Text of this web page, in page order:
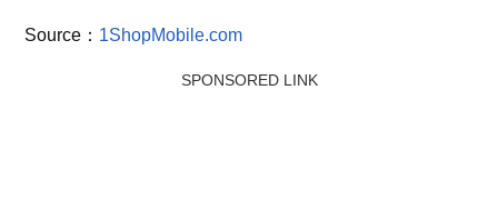
Source： 1ShopMobile.com
SPONSORED LINK